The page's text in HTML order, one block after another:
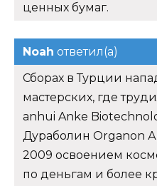
ценных бумаг.
Noah ответил(а)
Сборах в Турции
мастерских, где
anhui Anke
Дураболин Organon
2009 освоением
по деньгам и более